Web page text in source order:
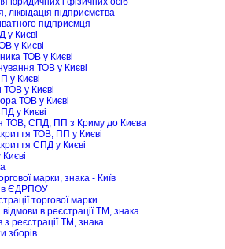
ліквідація підприємства
підприємця
у Києві
у Києві
ТОВ у Києві
ТОВ у Києві
у Києві
ТОВ у Києві
ТОВ у Києві
у Києві
ТОВ, СПД, ПП з Криму до Києва
ТОВ, ПП у Києві
СПД у Києві
марки, знака - Київ
в ЄДРПОУ
торгової марки
в реєстрації ТМ, знака
з реєстрації ТМ, знака
зборів